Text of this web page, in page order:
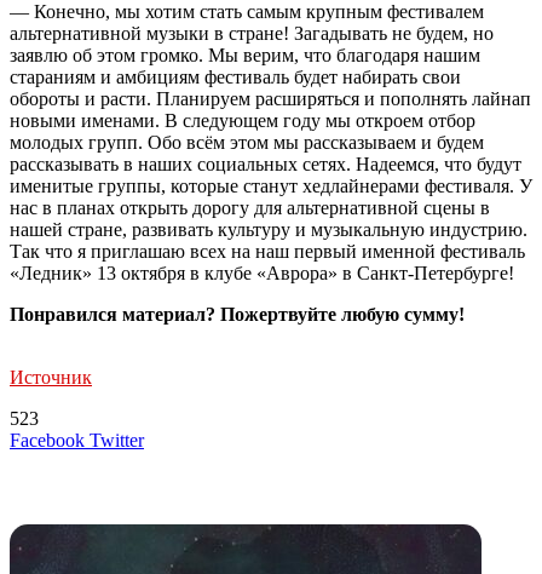
— Конечно, мы хотим стать самым крупным фестивалем
альтернативной музыки в стране! Загадывать не будем, но
заявлю об этом громко. Мы верим, что благодаря нашим
стараниям и амбициям фестиваль будет набирать свои
обороты и расти. Планируем расширяться и пополнять лайнап
новыми именами. В следующем году мы откроем отбор
молодых групп. Обо всём этом мы рассказываем и будем
рассказывать в наших социальных сетях. Надеемся, что будут
именитые группы, которые станут хедлайнерами фестиваля. У
нас в планах открыть дорогу для альтернативной сцены в
нашей стране, развивать культуру и музыкальную индустрию.
Так что я приглашаю всех на наш первый именной фестиваль
«Ледник» 13 октября в клубе «Аврора» в Санкт-Петербурге!
Понравился материал? Пожертвуйте любую сумму!
Источник
523
Facebook TwitterLinkedIn
Tumblr
Reddit
Вконтакте
Одноклассники
Skype
Messenger
Messenger
WhatsApp
Telegram
Viber
Line
Поделиться
Печатать